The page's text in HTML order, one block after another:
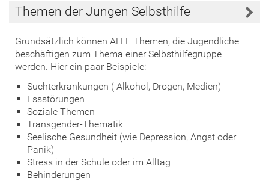
Themen der Jungen Selbsthilfe
Grundsätzlich können ALLE Themen, die Jugendliche
beschäftigen zum Thema einer Selbsthilfegruppe
werden. Hier ein paar Beispiele:
Suchterkrankungen ( Alkohol, Drogen, Medien)
Essstörungen
Soziale Themen
Transgender-Thematik
Seelische Gesundheit (wie Depression, Angst oder
Panik)
Stress in der Schule oder im Alltag
Behinderungen